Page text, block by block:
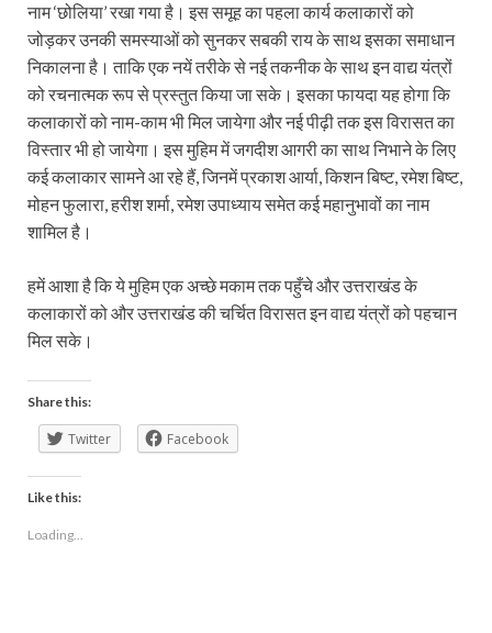
नाम ‘छोलिया’ रखा गया है। इस समूह का पहला कार्य कलाकारों को
जोड़कर उनकी समस्याओं को सुनकर सबकी राय के साथ इसका समाधान
निकालना है। ताकि एक नयें तरीके से नई तकनीक के साथ इन वाद्य यंत्रों
को रचनात्मक रूप से प्रस्तुत किया जा सके। इसका फायदा यह होगा कि
कलाकारों को नाम-काम भी मिल जायेगा और नई पीढ़ी तक इस विरासत का
विस्तार भी हो जायेगा। इस मुहिम में जगदीश आगरी का साथ निभाने के लिए
कई कलाकार सामने आ रहे हैं, जिनमें प्रकाश आर्या, किशन बिष्ट, रमेश बिष्ट,
मोहन फुलारा, हरीश शर्मा, रमेश उपाध्याय समेत कई महानुभावों का नाम
शामिल है।
हमें आशा है कि ये मुहिम एक अच्छे मकाम तक पहुँचे और उत्तराखंड के
कलाकारों को और उत्तराखंड की चर्चित विरासत इन वाद्य यंत्रों को पहचान
मिल सके।
Share this:
Twitter Facebook
Like this:
Loading...